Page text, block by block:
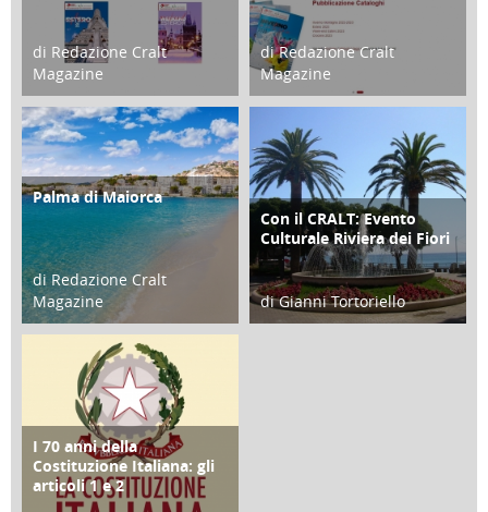
di Redazione Cralt
Magazine
21 Novembre 2023
di Redazione Cralt
Magazine
07 Marzo 2023
ATTIVITÀ
Palma di Maiorca
di Redazione Cralt
Magazine
25 Giugno 2016
ATTIVITÀ
Con il CRALT: Evento
Culturale Riviera dei Fiori
di Gianni Tortoriello
FOCUS
I 70 anni della
Costituzione Italiana: gli
articoli 1 e 2